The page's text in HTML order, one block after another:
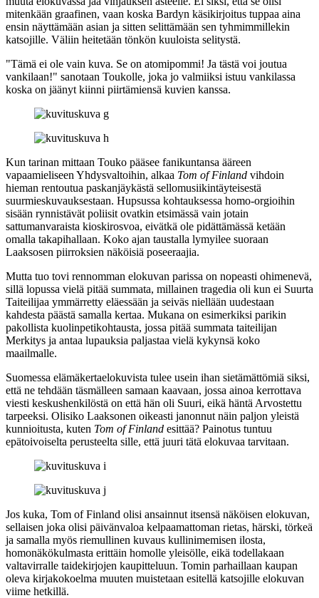
mitenkään graafinen, vaan koska Bardyn käsikirjoitus tuppaa aina
ensin näyttämään asian ja sitten selittämään sen tyhmimmillekin
katsojille. Väliin heitetään tönkön kuuloista selitystä.
"Tämä ei ole vain kuva. Se on atomipommi! Ja tästä voi joutua
vankilaan!" sanotaan Toukolle, joka jo valmiiksi istuu vankilassa
koska on jäänyt kiinni piirtämiensä kuvien kanssa.
Kun tarinan mittaan Touko pääsee fanikuntansa ääreen
vapaamieliseen Yhdysvaltoihin, alkaa Tom of Finland vihdoin
hieman rentoutua paskanjäykästä sellomusiikintäyteisestä
suurmieskuvauksestaan. Hupsussa kohtauksessa homo-orgioihin
sisään rynnistävät poliisit ovatkin etsimässä vain jotain
sattumanvaraista kioskirosvoa, eivätkä ole pidättämässä ketään
omalla takapihallaan. Koko ajan taustalla lymyilee suoraan
Laaksosen piirroksien näköisiä poseeraajia.
Mutta tuo tovi rennomman elokuvan parissa on nopeasti ohimenevä,
sillä lopussa vielä pitää summata, millainen tragedia oli kun ei Suurta
Taiteilijaa ymmärretty eläessään ja seiväs niellään uudestaan
kahdesta päästä samalla kertaa. Mukana on esimerkiksi parikin
pakollista kuolinpetikohtausta, jossa pitää summata taiteilijan
Merkitys ja antaa lupauksia paljastaa vielä kykynsä koko
maailmalle.
Suomessa elämäkertaelokuvista tulee usein ihan sietämättömiä siksi,
että ne tehdään täsmälleen samaan kaavaan, jossa ainoa kerrottava
viesti keskushenkilöstä on että hän oli Suuri, eikä häntä Arvostettu
tarpeeksi. Olisiko Laaksonen oikeasti janonnut näin paljon yleistä
kunnioitusta, kuten Tom of Finland esittää? Painotus tuntuu
epätoivoiselta perusteelta sille, että juuri tätä elokuvaa tarvitaan.
Jos kuka, Tom of Finland olisi ansainnut itsensä näköisen elokuvan,
sellaisen joka olisi päivänvaloa kelpaamattoman rietas, härski, törkeä
ja samalla myös riemullinen kuvaus kullinimemisen ilosta,
homonäkökulmasta erittäin homolle yleisölle, eikä todellakaan
valtavirralle taidekirjojen kaupitteluun. Tomin parhaillaan kaupan
oleva kirjakokoelma muuten muistetaan esitellä katsojille elokuvan
viime hetkillä.